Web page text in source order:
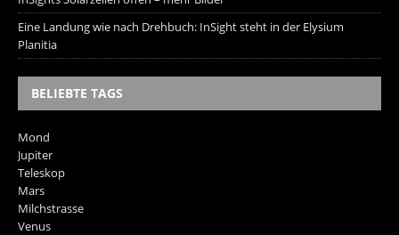
Eine Landung wie nach Drehbuch: InSight steht in der Elysium
Planitia
BELIEBTE TAGS
Mond
Jupiter
Teleskop
Mars
Milchstrasse
Venus